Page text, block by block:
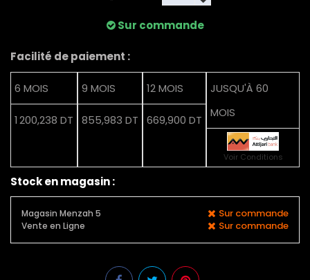
Sur commande
Facilité de paiement :
6 MOIS
1 200,238 DT
9 MOIS
855,983 DT
12 MOIS
669,900 DT
JUSQU'À 60
MOIS
Voir Conditions
Stock en magasin :
Magasin Menzah 5 Sur commande
Vente en Ligne Sur commande